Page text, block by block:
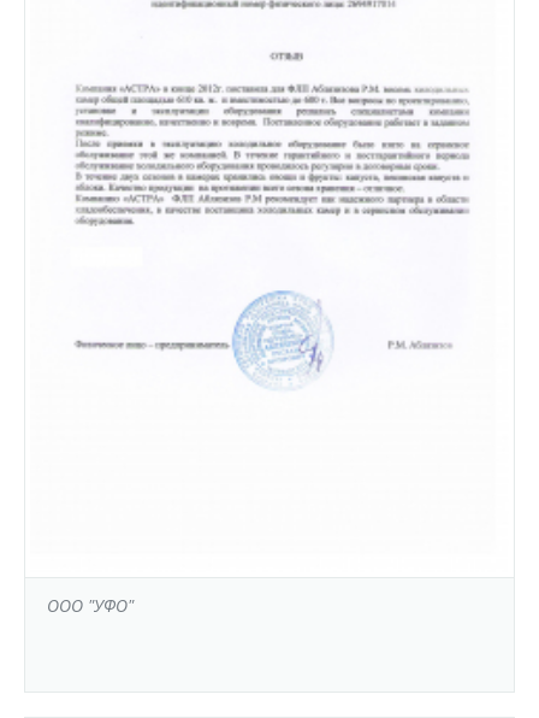
ООО "УФО"